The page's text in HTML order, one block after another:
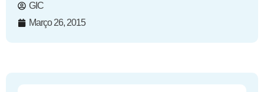
GIC
Março 26, 2015